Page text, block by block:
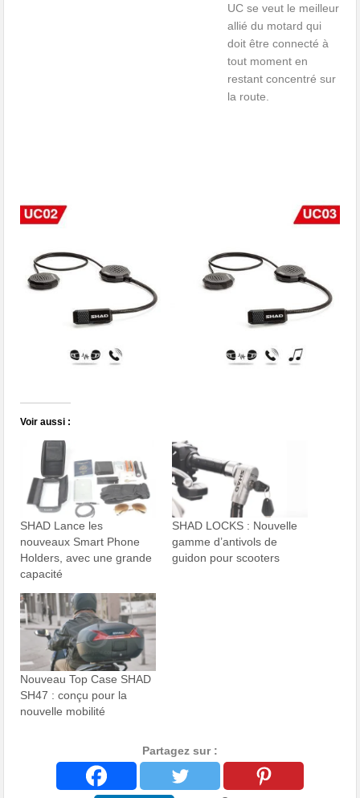
UC se veut le meilleur
allié du motard qui
doit être connecté à
tout moment en
restant concentré sur
la route.
Voir aussi :
SHAD Lance les
nouveaux Smart Phone
Holders, avec une grande
capacité
SHAD LOCKS : Nouvelle
gamme d’antivols de
guidon pour scooters
Nouveau Top Case SHAD
SH47 : conçu pour la
nouvelle mobilité
Partagez sur :